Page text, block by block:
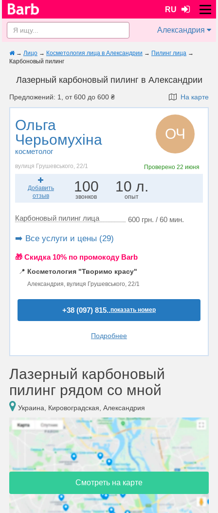
RU
Александрия
→ Лицо → Косметология лица в Александрии → Пилинг лица →
Карбоновый пилинг
Лазерный карбоновый пилинг в Александрии
Предложений: 1, от 600 до 600 ₴ На карте
Ольга
Черьомухіна
косметолог
ОЧ
вулиця Грушевського, 22/1 Проверено 22 июня
Добавить
отзыв
100
звонков
10 л.
опыт
Карбоновый пилинг лица 600 грн. / 60 мин.
➡️ Все услуги и цены (29)
🎁 Cкидка 10% по промокоду Barb
📍 Косметология "Творимо красу"
Александрия, вулиця Грушевського, 22/1
+38 (097) 815..показать номер
Подробнее
Лазерный карбоновый
пилинг рядом со мной
Украина, Кировоградская, Александрия
Смотреть на карте